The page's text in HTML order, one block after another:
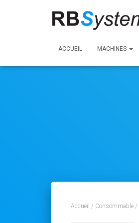
ACCUEIL MACHINES
Accueil / Consommable /